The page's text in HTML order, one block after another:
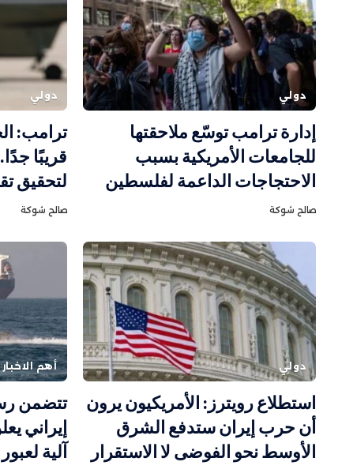
دولي
إدارة ترامب توسّع ملاحقتها
للجامعات الأمريكية بسبب
الاحتجاجات الداعمة لفلسطين
صالح شوكة
دولي
ترامب:
قريبًا
لتحقيق
صالح شوكة
دولي
استطلاع رويترز: الأمريكيون يرون
أن حرب إيران ستدفع الشرق
الأوسط نحو الفوضى لا الاستقرار
أهم الاخبار
تتضمن
إيراني
آلية